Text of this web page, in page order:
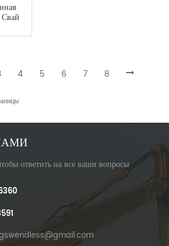
И
4 5 6 7 8
ответить на все ваши вопросы
gswendless@gmail.com